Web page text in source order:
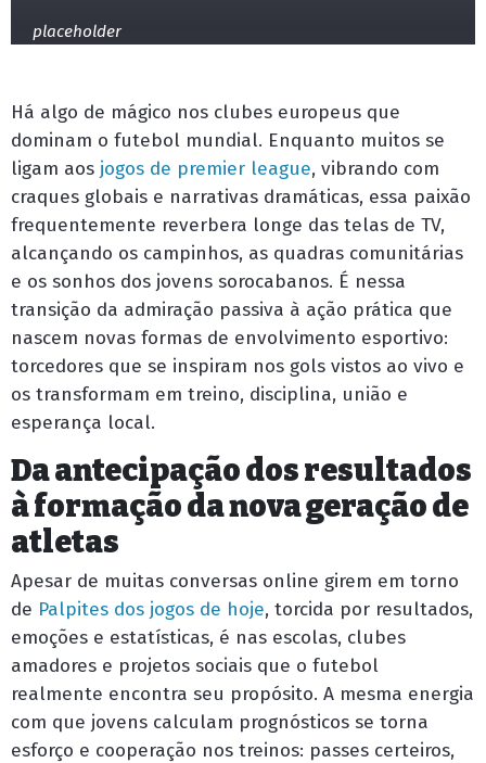
placeholder
Há algo de mágico nos clubes europeus que
dominam o futebol mundial. Enquanto muitos se
ligam aos jogos de premier league, vibrando com
craques globais e narrativas dramáticas, essa paixão
frequentemente reverbera longe das telas de TV,
alcançando os campinhos, as quadras comunitárias
e os sonhos dos jovens sorocabanos. É nessa
transição da admiração passiva à ação prática que
nascem novas formas de envolvimento esportivo:
torcedores que se inspiram nos gols vistos ao vivo e
os transformam em treino, disciplina, união e
esperança local.
Da antecipação dos resultados
à formação da nova geração de
atletas
Apesar de muitas conversas online girem em torno
de Palpites dos jogos de hoje, torcida por resultados,
emoções e estatísticas, é nas escolas, clubes
amadores e projetos sociais que o futebol
realmente encontra seu propósito. A mesma energia
com que jovens calculam prognósticos se torna
esforço e cooperação nos treinos: passes certeiros,